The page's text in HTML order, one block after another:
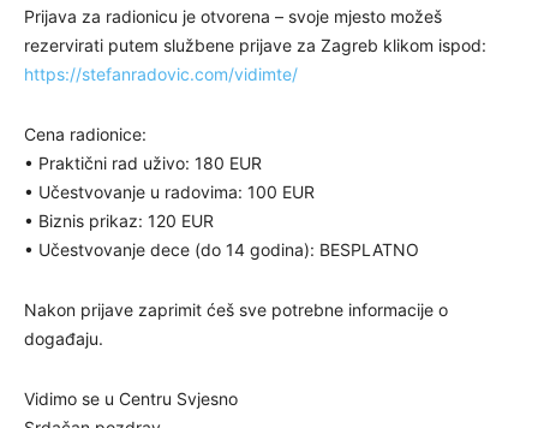
Prijava za radionicu je otvorena – svoje mjesto možeš
rezervirati putem službene prijave za Zagreb klikom ispod:
https://stefanradovic.com/vidimte/
Cena radionice:
• Praktični rad uživo: 180 EUR
• Učestvovanje u radovima: 100 EUR
• Biznis prikaz: 120 EUR
• Učestvovanje dece (do 14 godina): BESPLATNO
Nakon prijave zaprimit ćeš sve potrebne informacije o
događaju.
Vidimo se u Centru Svjesno